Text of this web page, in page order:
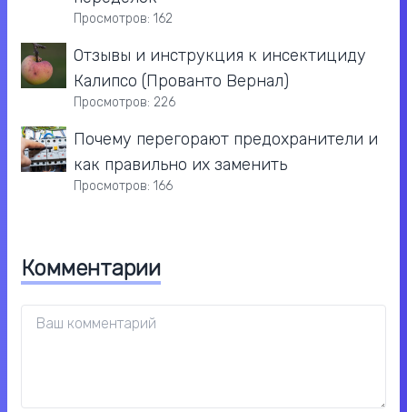
Просмотров: 162
Отзывы и инструкция к инсектициду
Калипсо (Прованто Вернал)
Просмотров: 226
Почему перегорают предохранители и
как правильно их заменить
Просмотров: 166
Комментарии